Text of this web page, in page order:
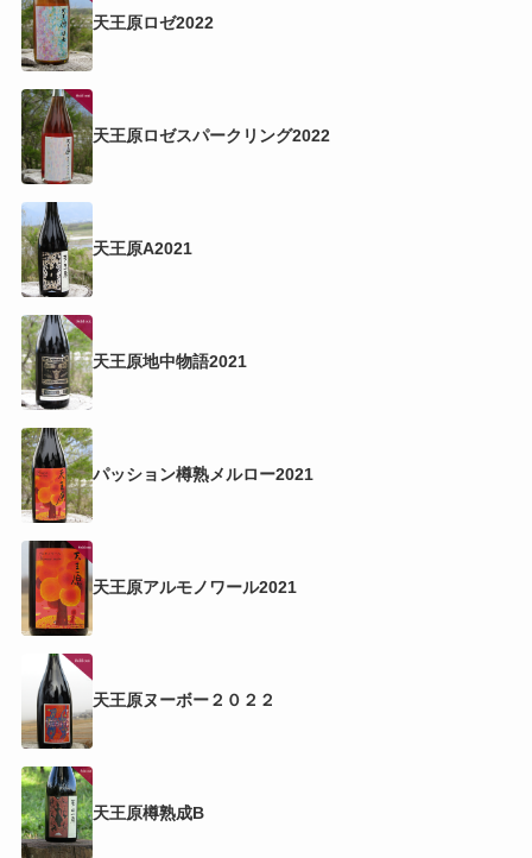
天王原ロゼ2022
天王原ロゼスパークリング2022
天王原A2021
天王原地中物語2021
パッション樽熟メルロー2021
天王原アルモノワール2021
天王原ヌーボー２０２２
天王原樽熟成B